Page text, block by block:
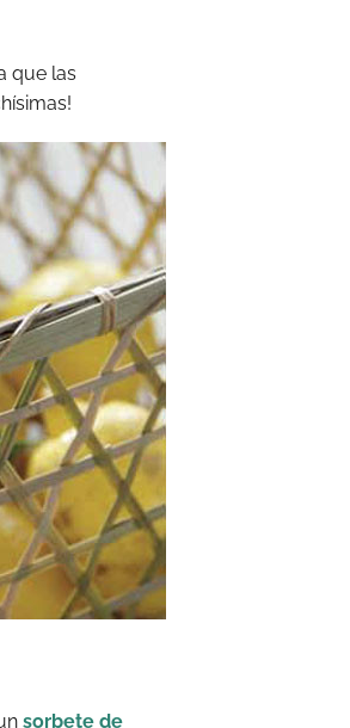
que las
sorbete de